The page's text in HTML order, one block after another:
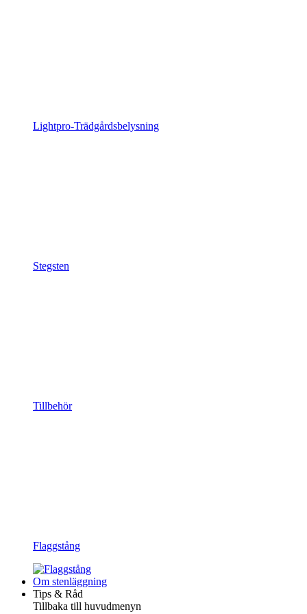
Lightpro-Trädgårdsbelysning
Stegsten
Tillbehör
Flaggstång
Om stenläggning
Tips & Råd
Tillbaka till huvudmenyn